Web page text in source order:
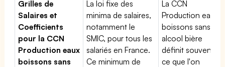
Grilles de
Salaires et
Coefficients
pour la CCN
Production eaux
boissons sans
La loi fixe des
minima de salaires,
notamment le
SMIC, pour tous les
salariés en France.
Ce minimum de
La CCN
Production eaux
boissons sans
alcool bière
définit souvent
ce que l'on